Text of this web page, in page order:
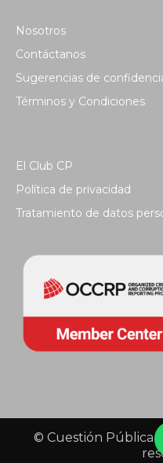
Nosotros
Contáctanos
Sugerencias de
Términos y Condiciones
El Club CP
Política de privacidad
Tratamiento de datos
© Cuestión Pública